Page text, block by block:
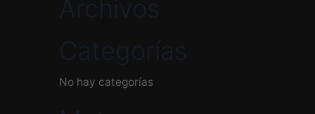
No hay categorías